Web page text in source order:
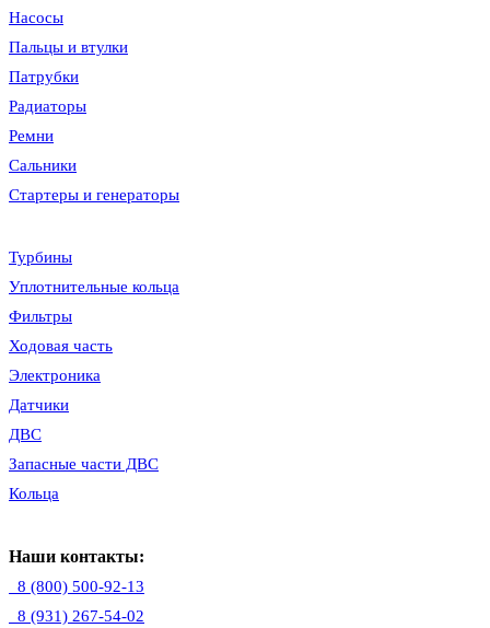
Насосы
Пальцы и втулки
Патрубки
Радиаторы
Ремни
Сальники
Стартеры и генераторы
Турбины
Уплотнительные кольца
Фильтры
Ходовая часть
Электроника
Датчики
ДВС
Запасные части ДВС
Кольца
Наши контакты:
8 (800) 500-92-13
8 (931) 267-54-02